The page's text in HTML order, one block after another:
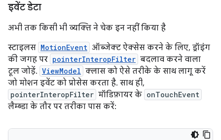
इवेंट डेटा
अभी तक किसी भी व्यक्ति ने चेक इन नहीं किया है
स्टाइलस MotionEvent ऑब्जेक्ट ऐक्सेस करने के लिए, ड्रॉइंग
की जगह पर pointerInteropFilter बदलाव करने वाला
टूल जोड़ें. ViewModel क्लास को ऐसे तरीके के साथ लागू करें
जो मोशन इवेंट को प्रोसेस करता है. साथ ही,
pointerInteropFilter मॉडिफ़ायर के onTouchEvent
लैम्ब्डा के तौर पर तरीका पास करें: